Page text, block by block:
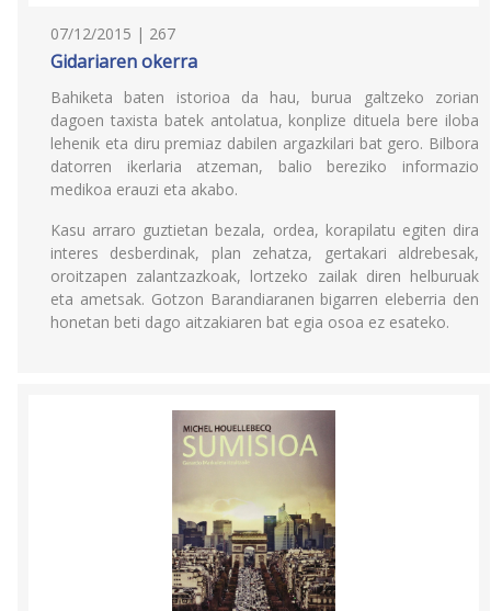
07/12/2015 | 267
Gidariaren okerra
Bahiketa baten istorioa da hau, burua galtzeko zorian
dagoen taxista batek antolatua, konplize dituela bere iloba
lehenik eta diru premiaz dabilen argazkilari bat gero. Bilbora
datorren ikerlaria atzeman, balio bereziko informazio
medikoa erauzi eta akabo.
Kasu arraro guztietan bezala, ordea, korapilatu egiten dira
interes desberdinak, plan zehatza, gertakari aldrebesak,
oroitzapen zalantzazkoak, lortzeko zailak diren helburuak
eta ametsak. Gotzon Barandiaranen bigarren eleberria den
honetan beti dago aitzakiaren bat egia osoa ez esateko.